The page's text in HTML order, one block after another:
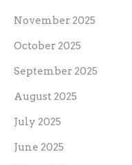
November 2025
October 2025
September 2025
August 2025
July 2025
June 2025